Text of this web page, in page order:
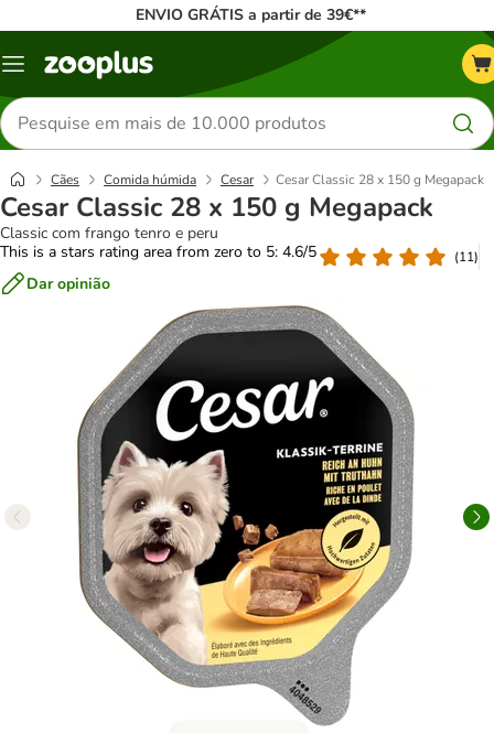
ENVIO GRÁTIS a partir de 39€**
Menu
Pesquisar
produtos
Cães Comida húmida Cesar Cesar Classic 28 x 150 g Megapack
Cesar Classic 28 x 150 g Megapack
Classic com frango tenro e peru
This is a stars rating area from zero to 5: 4.6/5
(11)
Dar opinião